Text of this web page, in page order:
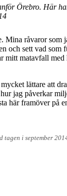
Örebro. Här
Mina råvaror som
och sett vad som
mitt matavfall
lättare att
jag påverkar
här framöver på
i september